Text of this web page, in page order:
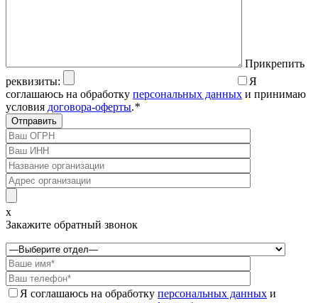
Прикрепить
реквизиты:
Я
соглашаюсь на обработку персональных данных и принимаю
условия договора-оферты.*
x
Закажите обратный звонок
Я соглашаюсь на обработку персональных данных и